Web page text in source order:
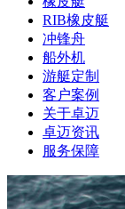
RIB橡皮艇
冲锋舟
船外机
游艇定制
客户案例
关于卓迈
卓迈资讯
服务保障